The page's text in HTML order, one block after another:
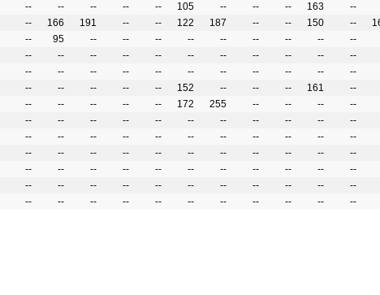
-- -- -- -- -- 105 -- -- -- 163
--
-- 166 191 -- -- 122 187 -- -- 150 --
-- 95 -- -- -- -- -- -- -- --
--
-- -- -- -- -- -- -- -- -- --
--
-- -- -- -- -- -- -- -- -- --
--
-- -- -- -- -- 152 -- -- -- 161
--
-- -- -- -- -- 172 255 -- -- --
--
-- -- -- -- -- -- -- -- -- --
--
-- -- -- -- -- -- -- -- -- --
--
-- -- -- -- -- -- -- -- -- --
--
-- -- -- -- -- -- -- -- -- --
--
-- -- -- -- -- -- -- -- -- --
--
-- -- -- -- -- -- -- -- -- -- --